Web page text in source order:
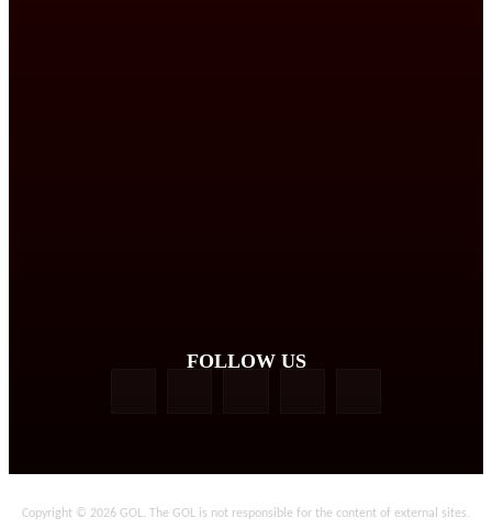
FOLLOW US
Copyright © 2026 GOL. The GOL is not responsible for the content of external sites.